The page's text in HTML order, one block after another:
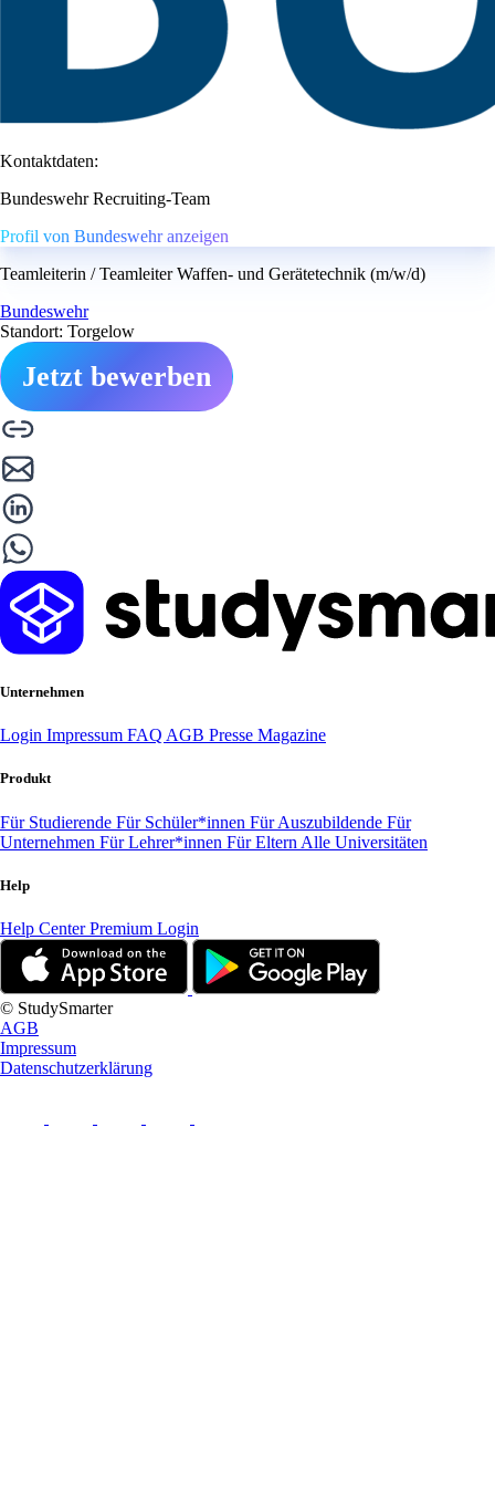
Kontaktdaten:
Bundeswehr Recruiting-Team
Profil von Bundeswehr anzeigen
Teamleiterin / Teamleiter Waffen- und Gerätetechnik (m/w/d)
Bundeswehr
Standort: Torgelow
Jetzt bewerben
Unternehmen
Login Impressum FAQ AGB Presse Magazine
Produkt
Für Studierende Für Schüler*innen Für Auszubildende Für
Unternehmen Für Lehrer*innen Für Eltern Alle Universitäten
Help
Help CenterPremium Login
© StudySmarter
AGB
Impressum
Datenschutzerklärung